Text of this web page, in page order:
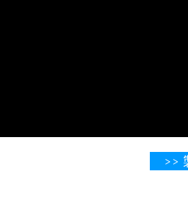
>>